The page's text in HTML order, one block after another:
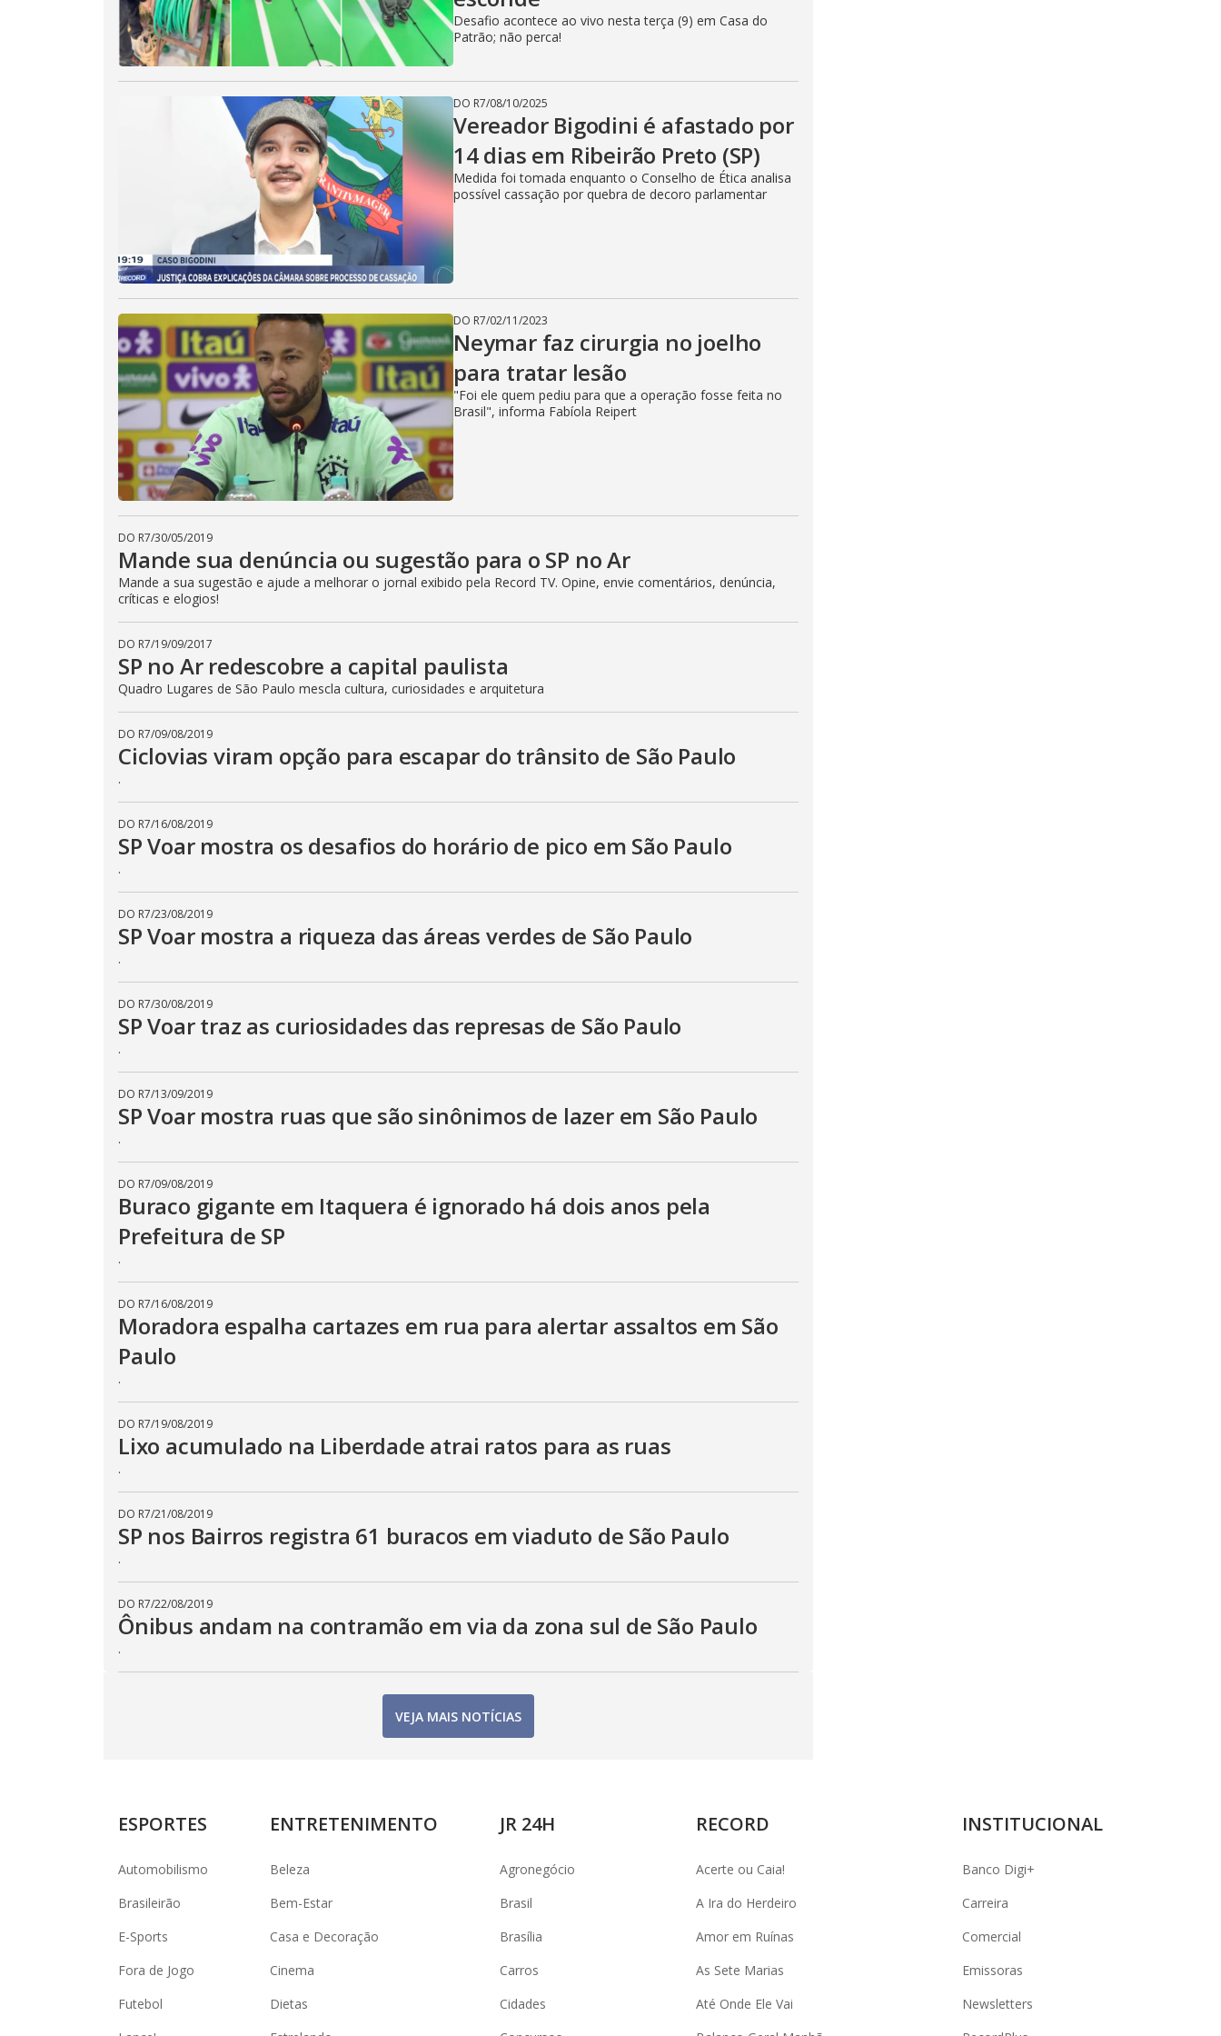
i
d
e
o
Desafio acontece ao vivo nesta terça (9) em Casa do
Patrão; não perca!
DO R7/08/10/2025
Vereador Bigodini é afastado por
14 dias em Ribeirão Preto (SP)
Medida foi tomada enquanto o Conselho de Ética analisa
possível cassação por quebra de decoro parlamentar
DO R7/02/11/2023
Neymar faz cirurgia no joelho
para tratar lesão
"Foi ele quem pediu para que a operação fosse feita no
Brasil", informa Fabíola Reipert
DO R7/30/05/2019
Mande sua denúncia ou sugestão para o SP no Ar
Mande a sua sugestão e ajude a melhorar o jornal exibido pela Record TV. Opine, envie comentários, denúncia,
críticas e elogios!
DO R7/19/09/2017
SP no Ar redescobre a capital paulista
Quadro Lugares de São Paulo mescla cultura, curiosidades e arquitetura
DO R7/09/08/2019
Ciclovias viram opção para escapar do trânsito de São Paulo
.
DO R7/16/08/2019
SP Voar mostra os desafios do horário de pico em São Paulo
.
DO R7/23/08/2019
SP Voar mostra a riqueza das áreas verdes de São Paulo
.
DO R7/30/08/2019
SP Voar traz as curiosidades das represas de São Paulo
.
DO R7/13/09/2019
SP Voar mostra ruas que são sinônimos de lazer em São Paulo
.
DO R7/09/08/2019
Buraco gigante em Itaquera é ignorado há dois anos pela
Prefeitura de SP
.
DO R7/16/08/2019
Moradora espalha cartazes em rua para alertar assaltos em São
Paulo
.
DO R7/19/08/2019
Lixo acumulado na Liberdade atrai ratos para as ruas
.
DO R7/21/08/2019
SP nos Bairros registra 61 buracos em viaduto de São Paulo
.
DO R7/22/08/2019
Ônibus andam na contramão em via da zona sul de São Paulo
.
VEJA MAIS NOTÍCIAS
ESPORTES
Automobilismo
Brasileirão
E-Sports
Fora de Jogo
Futebol
ENTRETENIMENTO
Beleza
Bem-Estar
Casa e Decoração
Cinema
Dietas
JR 24H
Agronegócio
Brasil
Brasília
Carros
Cidades
RECORD
Acerte ou Caia!
A Ira do Herdeiro
Amor em Ruínas
As Sete Marias
Até Onde Ele Vai
INSTITUCIONAL
Banco Digi+
Carreira
Comercial
Emissoras
Newsletters